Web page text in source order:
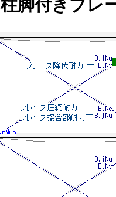
脚付きブレ